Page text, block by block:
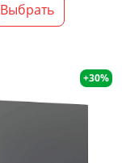
Выбрать
+30%